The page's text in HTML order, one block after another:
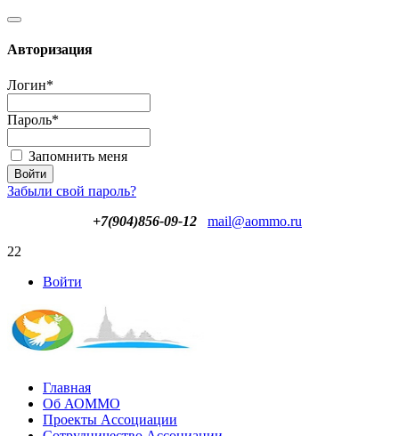
Авторизация
Логин*
Пароль*
Запомнить меня
Забыли свой пароль?
+7(904)856-09-12
mail@aommo.ru
22
Войти
Главная
Об АОММО
Проекты Ассоциации